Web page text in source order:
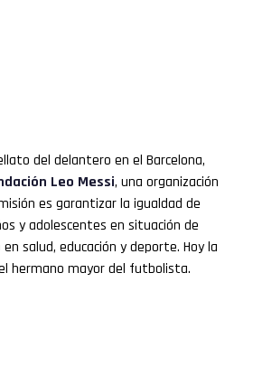
del delantero en el Barcelona,
Leo Messi, una organización
es garantizar la igualdad de
y adolescentes en situación de
salud, educación y deporte. Hoy la
hermano mayor del futbolista.